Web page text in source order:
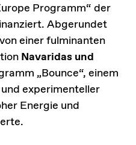
Programm“ der
Abgerundet
einer fulminanten
Navaridas und
„Bounce“, einem
experimenteller
Energie und